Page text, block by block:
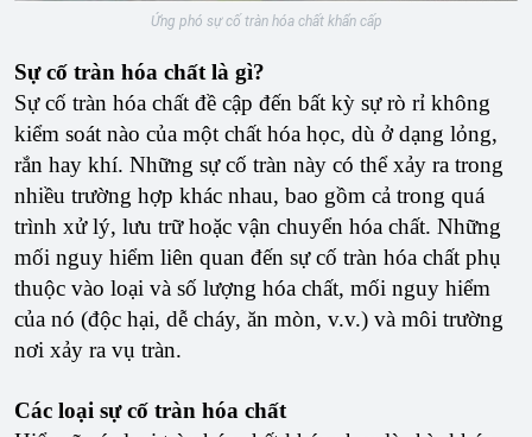
Ứng phó sự cố tràn hóa chất khẩn cấp
Sự cố tràn hóa chất là gì?
Sự cố tràn hóa chất đề cập đến bất kỳ sự rò rỉ không
kiểm soát nào của một chất hóa học, dù ở dạng lỏng,
rắn hay khí. Những sự cố tràn này có thể xảy ra trong
nhiều trường hợp khác nhau, bao gồm cả trong quá
trình xử lý, lưu trữ hoặc vận chuyển hóa chất. Những
mối nguy hiểm liên quan đến sự cố tràn hóa chất phụ
thuộc vào loại và số lượng hóa chất, mối nguy hiểm
của nó (độc hại, dễ cháy, ăn mòn, v.v.) và môi trường
nơi xảy ra vụ tràn.
Các loại sự cố tràn hóa chất